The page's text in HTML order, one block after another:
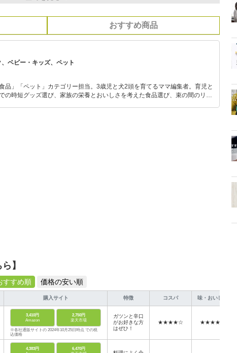
おすすめ商品
ベビー・キッズ、ペット
品」「ペット」カテゴリー担当。3歳児と犬2頭を育てるママ編集者。育児と
の時短グッズ選び、家族の栄養とおいしさを考えた食品選び、束の間のリラ
】
すすめ順 価格の安い順
購入サイト 特徴 コスパ 味・おいしさ
3,410円
Amazon
2,750円
楽天市場
※各社通販サイトの 2024年10月25日時点 での税
込価格
ガツンと辛口
がお好きな方
はぜひ！
★★★★☆ ★★★★★
4,383円
6,470円